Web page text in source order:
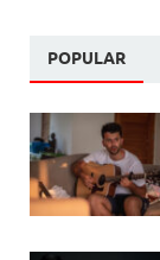
POPULAR